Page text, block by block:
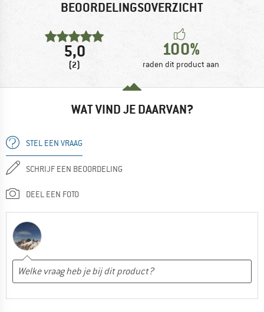
BEOORDELINGSOVERZICHT
5,0
(2)
100%
raden dit product aan
WAT VIND JE DAARVAN?
STEL EEN VRAAG
SCHRIJF EEN BEOORDELING
DEEL EEN FOTO